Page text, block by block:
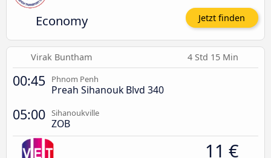
Economy Jetzt finden
Virak Buntham 4 Std 15 Min
00:45 Phnom Penh
Preah Sihanouk Blvd 340
05:00 Sihanoukville
ZOB
11 €